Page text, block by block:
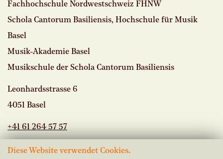
Fachhochschule Nordwestschweiz FHNW
Schola Cantorum Basiliensis, Hochschule für Musik
Basel
Musik-Akademie Basel
Musikschule der Schola Cantorum Basiliensis
Leonhardsstrasse 6
4051 Basel
+41 61 264 57 57
Diese Website verwendet Cookies.